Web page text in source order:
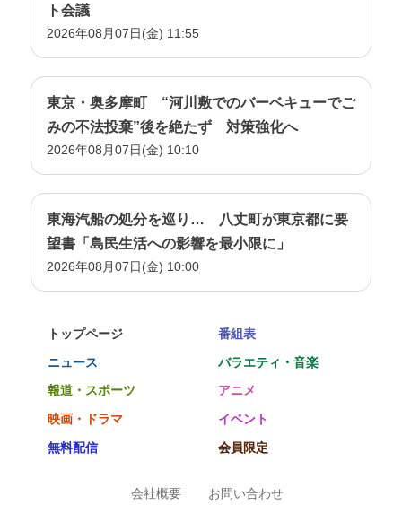
ト会議
2026年08月07日(金) 11:55
東京・奥多摩町 “河川敷でのバーベキューでご
みの不法投棄”後を絶たず 対策強化へ
2026年08月07日(金) 10:10
東海汽船の処分を巡り… 八丈町が東京都に要
望書「島民生活への影響を最小限に」
2026年08月07日(金) 10:00
トップページ
番組表
ニュース
バラエティ・音楽
報道・スポーツ
アニメ
映画・ドラマ
イベント
無料配信
会員限定
会社概要 お問い合わせ